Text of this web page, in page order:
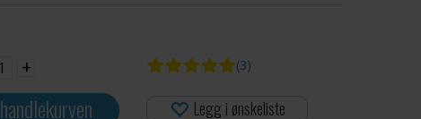
+ (3)
Legg i ønskeliste